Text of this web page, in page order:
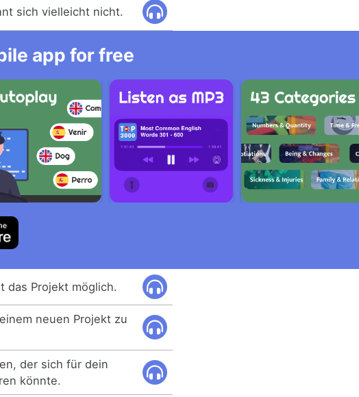
sich vielleicht nicht.
app for free
das Projekt möglich.
neuen Projekt zu
der sich für dein
könnte.